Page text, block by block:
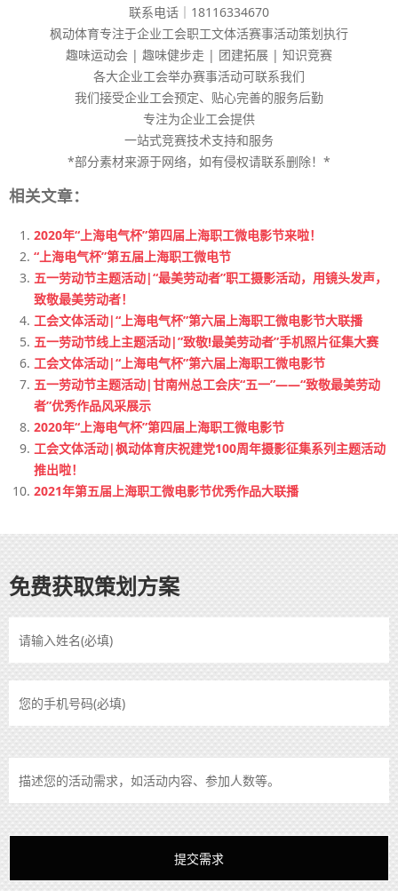
联系电话｜18116334670
枫动体育专注于企业工会职工文体活赛事活动策划执行
趣味运动会 | 趣味健步走 | 团建拓展 | 知识竞赛
各大企业工会举办赛事活动可联系我们
我们接受企业工会预定、贴心完善的服务后勤
专注为企业工会提供
一站式竞赛技术支持和服务
*部分素材来源于网络，如有侵权请联系删除！*
相关文章：
2020年“上海电气杯”第四届上海职工微电影节来啦！
“上海电气杯”第五届上海职工微电节
五一劳动节主题活动|“最美劳动者​”职工摄影活动，用镜头发声，
致敬最美劳动者！
工会文体活动|“上海电气杯”第六届上海职工微电影节大联播
五一劳动节线上主题活动|”致敬!最美劳动者”手机照片征集大赛
工会文体活动|“上海电气杯”第六届上海职工微电影节
五一劳动节主题活动|甘南州总工会庆“五一”——“致敬最美劳动
者”优秀作品风采展示
2020年“上海电气杯”第四届上海职工微电影节
工会文体活动|枫动体育庆祝建党100周年摄影征集系列主题活动
推出啦！
2021年第五届上海职工微电影节优秀作品大联播
免费获取策划方案